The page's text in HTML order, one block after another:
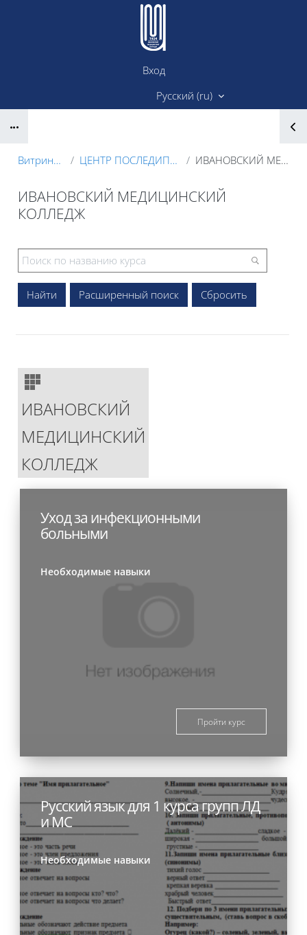
Перейти к основному содержанию
Вход
Русский ‎(ru)‎
Витрина курсов 3KL ЦЕНТР ПОСЛЕДИПЛОМНОГО ОБРАЗОВАНИЯ ИВАНОВСКИЙ МЕДИЦИНСКИЙ КОЛЛЕДЖ
ИВАНОВСКИЙ МЕДИЦИНСКИЙ
КОЛЛЕДЖ
Расширенный поиск
ИВАНОВСКИЙ
МЕДИЦИНСКИЙ
КОЛЛЕДЖ
Уход за инфекционными
больными
Необходимые навыки
Пройти курс
Русский язык для 1 курса групп ЛД
и МС
Необходимые навыки